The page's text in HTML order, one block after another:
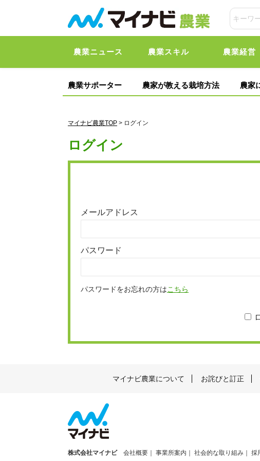
農業ニュース 農業スキル 農業経営
農業サポーター 農家が教える栽培方法 農家
マイナビ農業TOP > ログイン
ログイン
メールアドレス
パスワード
パスワードをお忘れの方はこちら
マイナビ農業について お詫びと訂正
株式会社マイナビ 会社概要 事業所案内 社会的な取り組み 採